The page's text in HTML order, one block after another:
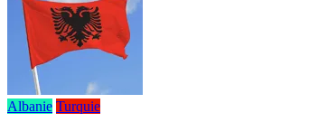
Albanie Turquie